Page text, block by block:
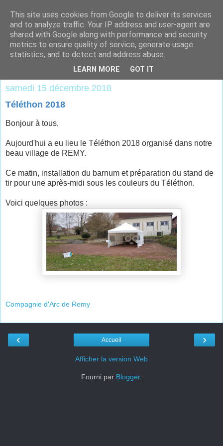
samedi 15 décembre 2018
Téléthon 2018
Bonjour à tous,
Aujourd'hui a eu lieu le Téléthon 2018 organisé dans notre
beau village de REMY.
Ce matin, installation du barnum et préparation du stand de
tir pour une après-midi sous les couleurs du Téléthon.
Voici quelques photos :
Compagnie d'Arc de Remy
‹ ›
Accueil
Afficher la version Web
Fourni par Blogger.
This site uses cookies from Google to deliver its services
and to analyze traffic. Your IP address and user-agent are
shared with Google along with performance and security
metrics to ensure quality of service, generate usage
statistics, and to detect and address abuse.
LEARN MORE GOT IT